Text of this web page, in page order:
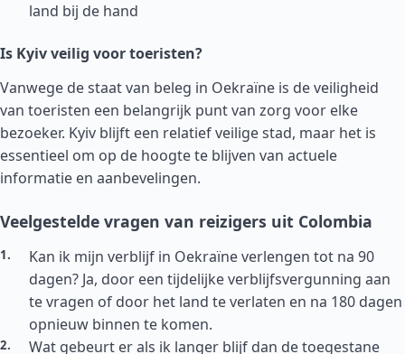
land bij de hand
Is Kyiv veilig voor toeristen?
Vanwege de staat van beleg in Oekraïne is de veiligheid
van toeristen een belangrijk punt van zorg voor elke
bezoeker. Kyiv blijft een relatief veilige stad, maar het is
essentieel om op de hoogte te blijven van actuele
informatie en aanbevelingen.
Veelgestelde vragen van reizigers uit Colombia
Kan ik mijn verblijf in Oekraïne verlengen tot na 90
dagen? Ja, door een tijdelijke verblijfsvergunning aan
te vragen of door het land te verlaten en na 180 dagen
opnieuw binnen te komen.
Wat gebeurt er als ik langer blijf dan de toegestane